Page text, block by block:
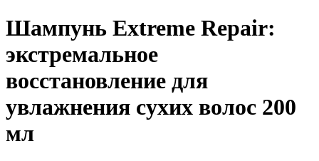
Шампунь Extreme Repair:
экстремальное
восстановление для
увлажнения сухих волос 200
мл